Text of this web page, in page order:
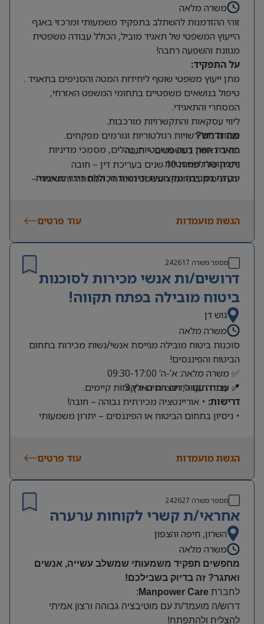
משרה מלאה
זוהי ההזדמנות להשתלב בתפקיד משמעותי ומרכזי באגף
הייעוץ המשפטי של תאגיד מוביל, הכולל עבודה משפטית
מגוונת והשפעה רחבה!
על התפקיד:
מתן ייעוץ משפטי שוטף ליחידות המטה והסניפים בתאגיד .
טיפול בנושאים משפטיים בתחומי המשפט האזרחי,
המסחרי והתאגידי.
ליווי עסקאות והתקשרויות מורכבות.
עבודה מול רשויות רגולטוריות וגורמים מפקחים.
כתיבת חוות דעת משפטיות, נהלים, מסמכי מדיניות
ותכתובות משפטיות.
עבודה בסביבה מקצועית ודינמית הכוללת ריבוי משימות
מה נדרש?
תואר ראשון במשפטים – חובה
ניסיון של לפחות 10 שנים בעריכת דין – חובה
ידע וניסיון בתחומי המשפט האזרחי, המסחרי והתאגידי –
הגשת מועמדות
עוד פרטים
מספר משרה 242617
דרושים/ות אנשי מכירות לסוכנות
ביטוח מובילה בפתח תקווה!
גוש דן
משרה מלאה
סוכנות ביטוח מובילה מגייסת אנשי/נשות מכירות בתחום
הביטוח והפיננסים!
✅ משרה מלאה: א’-ה’ 09:30-17:00
📍 פתח תקווה, תוצרת הארץ 3
✅ עבודה עם לידים חמים ולקוחות קיימים.
דרישות: • אוריינטציה מכירתית גבוהה – חובה!
• ניסיון בתחום הביטוח או הפיננסים – יתרון משמעותי
הגשת מועמדות עוד פרטים
מספר משרה 242627
אחראי/ת קשרי לקוחות ערערה
השרון, חיפה והצפון
משרה מלאה
מחפשים תפקיד משמעותי שמשלב עשייה, אנשים
ואתגר? זה בדיוק בשבילכם!
לחברת Manpower Care
:
דרוש/ה מועמד/ת עם מוטיבציה גבוהה ורצון אמיתי
להצליח ולהתפתח!